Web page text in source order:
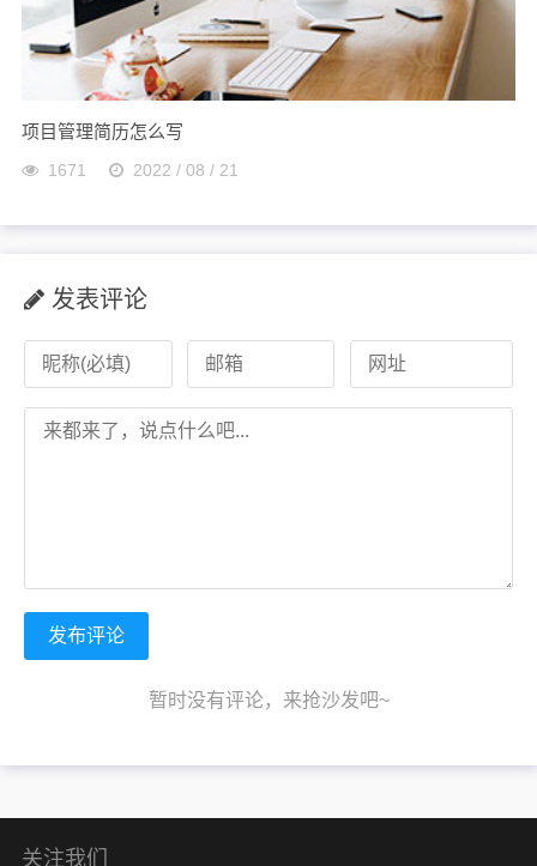
项目管理简历怎么写
1671 2022 / 08 / 21
发表评论
发布评论
暂时没有评论，来抢沙发吧~
关注我们